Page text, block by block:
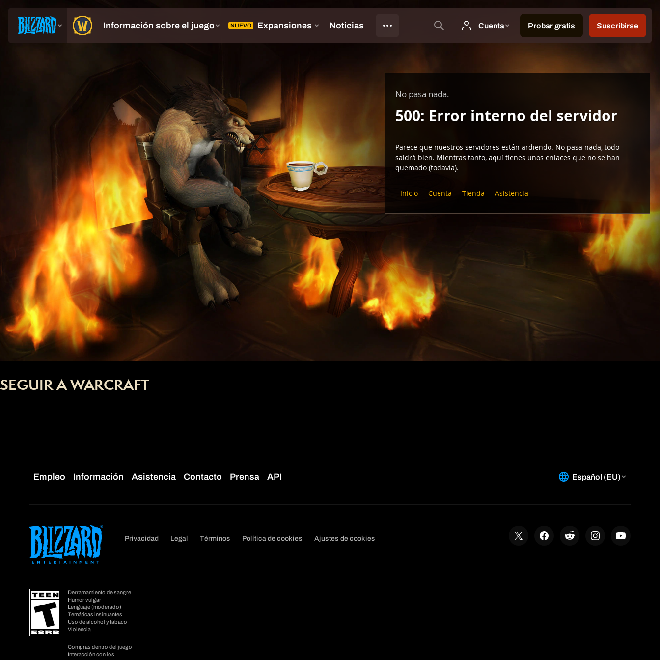
No pasa nada.
500: Error interno del servidor
Parece que nuestros servidores están ardiendo. No pasa nada, todo
saldrá bien. Mientras tanto, aquí tienes unos enlaces que no se han
quemado (todavía).
Inicio Cuenta Tienda Asistencia
SEGUIR A WARCRAFT